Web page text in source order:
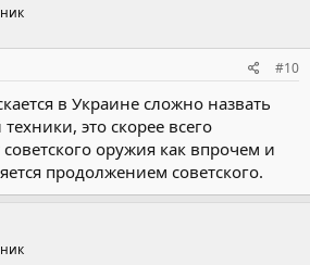
#10
в Украине сложно назвать
это скорее всего
оружия как впрочем и
продолжением советского.